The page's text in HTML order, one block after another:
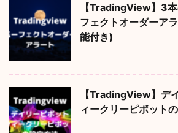
【TradingView】3
フェクトオーダーア
能付き)
【TradingView】デ
ィークリーピボット